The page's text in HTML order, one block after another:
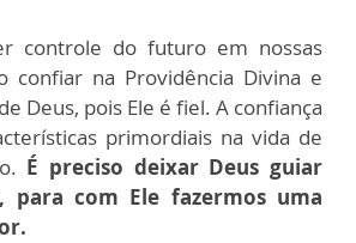
controle do futuro em nossas
confiar na Providência Divina e
Deus, pois Ele é fiel. A confiança
primordiais na vida de
É preciso deixar Deus guiar
para com Ele fazermos uma